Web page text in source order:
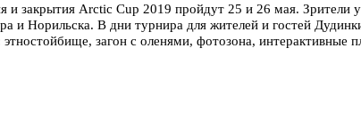
закрытия Arctic Cup 2019 пройдут 25 и 26 мая. Зрители
и Норильска. В дни турнира для жителей и гостей
загон с оленями, фотозона, интерактивные